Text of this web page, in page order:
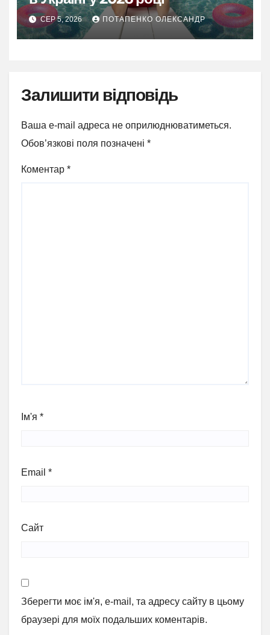
СЕР 5, 2026 ПОТАПЕНКО ОЛЕКСАНДР
Залишити відповідь
Ваша e-mail адреса не оприлюднюватиметься.
Обов’язкові поля позначені *
Коментар *
Ім'я *
Email *
Сайт
Зберегти моє ім'я, e-mail, та адресу сайту в цьому
браузері для моїх подальших коментарів.